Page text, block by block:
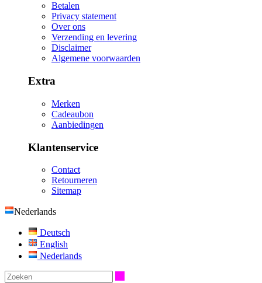
Betalen
Privacy statement
Over ons
Verzending en levering
Disclaimer
Algemene voorwaarden
Extra
Merken
Cadeaubon
Aanbiedingen
Klantenservice
Contact
Retourneren
Sitemap
Nederlands
Deutsch
English
Nederlands